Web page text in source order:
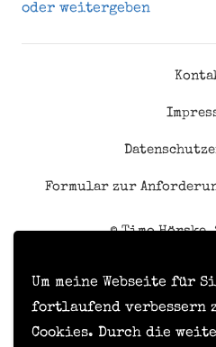
Um meine Webseite für
fortlaufend verbessern
Cookies. Durch die
oder weitergeben
Formular zur
© Timo Hörske,